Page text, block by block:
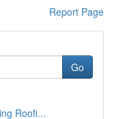
Report Page
Go
Roofi...